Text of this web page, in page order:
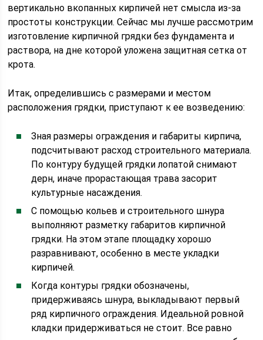
вертикально вкопанных кирпичей нет смысла из-за
простоты конструкции. Сейчас мы лучше рассмотрим
изготовление кирпичной грядки без фундамента и
раствора, на дне которой уложена защитная сетка от
крота.
Итак, определившись с размерами и местом
расположения грядки, приступают к ее возведению:
Зная размеры ограждения и габариты кирпича,
подсчитывают расход строительного материала.
По контуру будущей грядки лопатой снимают
дерн, иначе прорастающая трава засорит
культурные насаждения.
С помощью кольев и строительного шнура
выполняют разметку габаритов кирпичной
грядки. На этом этапе площадку хорошо
разравнивают, особенно в месте укладки
кирпичей.
Когда контуры грядки обозначены,
придерживаясь шнура, выкладывают первый
ряд кирпичного ограждения. Идеальной ровной
кладки придерживаться не стоит. Все равно